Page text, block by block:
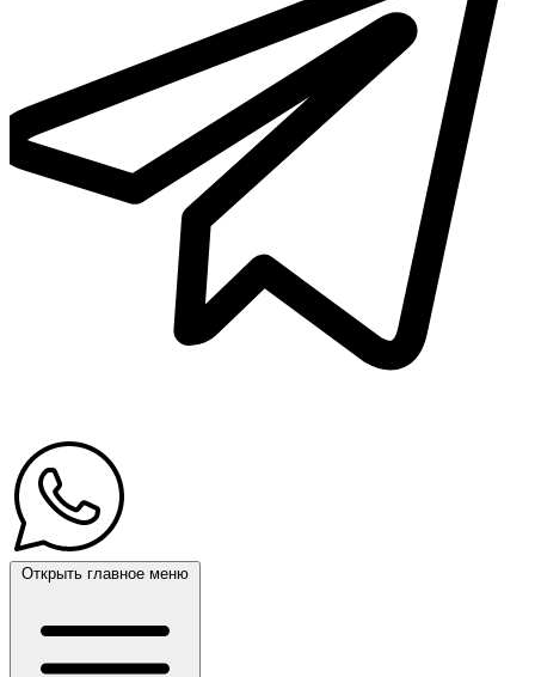
Открыть главное меню